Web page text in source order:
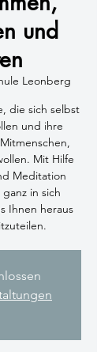
und
Leonberg
die sich selbst
und ihre
Mit Hilfe
Meditation
in sich
Ihnen heraus